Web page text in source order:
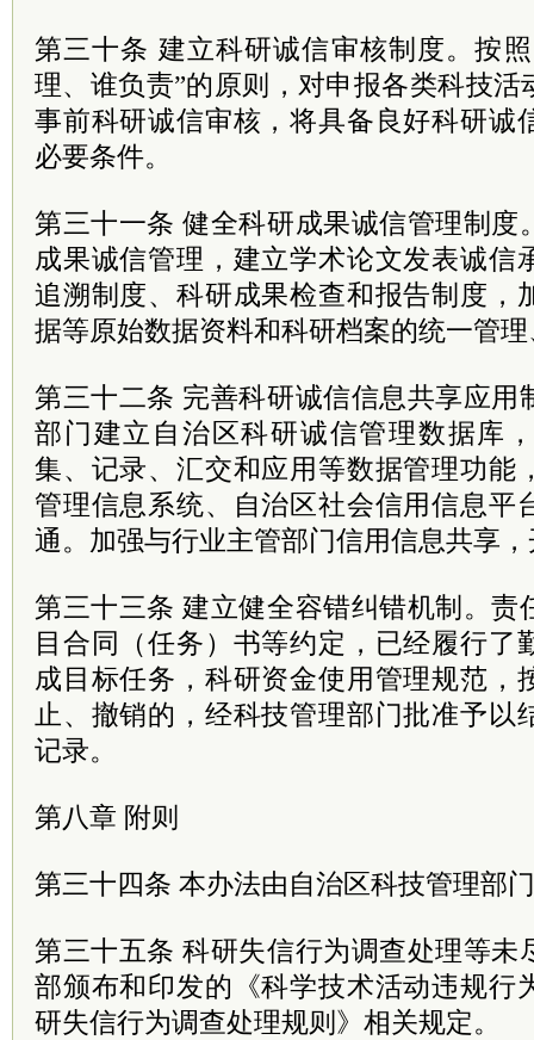
第三十条 建立科研诚信审核制度。按
理、谁负责”的原则，对申报各类科技
事前科研诚信审核，将具备良好科研诚
必要条件。
第三十一条 健全科研成果诚信管理制度
成果诚信管理，建立学术论文发表诚信
追溯制度、科研成果检查和报告制度，
据等原始数据资料和科研档案的统一管
第三十二条 完善科研诚信信息共享应用
部门建立自治区科研诚信管理数据库
集、记录、汇交和应用等数据管理功能
管理信息系统、自治区社会信用信息平
通。加强与行业主管部门信用信息共享
第三十三条 建立健全容错纠错机制。责
目合同（任务）书等约定，已经履行了
成目标任务，科研资金使用管理规范，
止、撤销的，经科技管理部门批准予以
记录。
第八章 附则
第三十四条 本办法由自治区科技管理部
第三十五条 科研失信行为调查处理等未
部颁布和印发的《科学技术活动违规行
研失信行为调查处理规则》相关规定。